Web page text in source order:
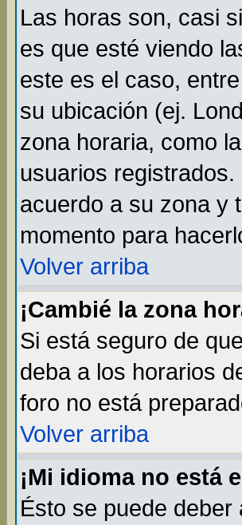
Las horas son, casi
es que esté viendo
este es el caso,
su ubicación (ej.
zona horaria, como
usuarios
acuerdo a su zona y
momento para
Volver arriba
¡Cambié la zona
Si está seguro de
deba a los horarios
foro no está
Volver arriba
¡Mi idioma no está
Ésto se puede